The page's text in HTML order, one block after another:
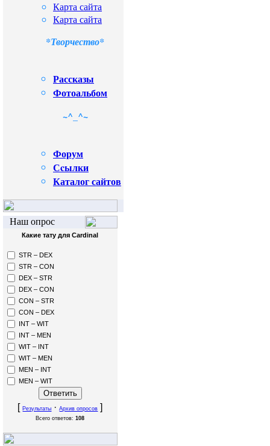
Карта сайта
Карта сайта
*Творчество*
Рассказы
Фотоальбом
~^_^~
Форум
Сcылки
Каталог сайтов
Наш опрос
Какие тату для Cardinal
STR – DEX
STR – CON
DEX – STR
DEX – CON
CON – STR
CON – DEX
INT – WIT
INT – MEN
WIT – INT
WIT – MEN
MEN – INT
MEN – WIT
[Результаты ·Архив опросов ]
Всего ответов:108